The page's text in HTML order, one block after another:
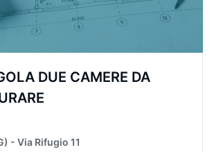
DUE CAMERE DA
- Via Rifugio 11